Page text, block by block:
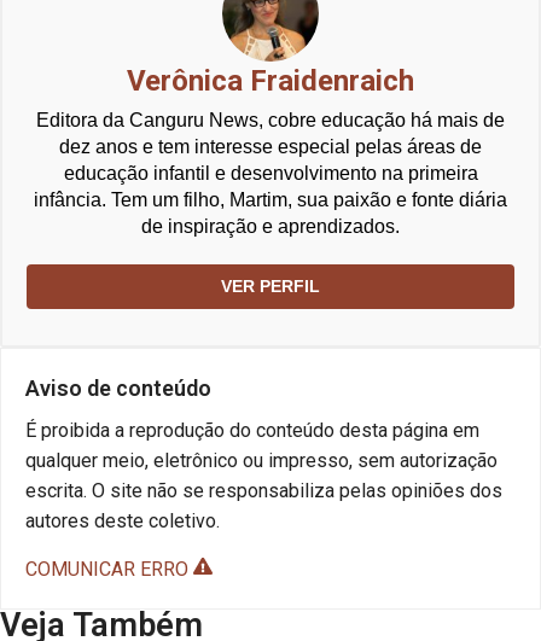
Verônica Fraidenraich
Editora da Canguru News, cobre educação há mais de
dez anos e tem interesse especial pelas áreas de
educação infantil e desenvolvimento na primeira
infância. Tem um filho, Martim, sua paixão e fonte diária
de inspiração e aprendizados.
VER PERFIL
Aviso de conteúdo
É proibida a reprodução do conteúdo desta página em
qualquer meio, eletrônico ou impresso, sem autorização
escrita. O site não se responsabiliza pelas opiniões dos
autores deste coletivo.
COMUNICAR ERRO
Veja Também